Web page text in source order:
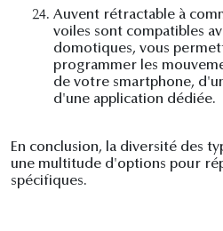
24. Auvent rétractable à
voiles sont compatibles
domotiques, vous
programmer les
de votre smartphone,
d'une application dédiée.
En conclusion, la diversité des
une multitude d'options pour
spécifiques.